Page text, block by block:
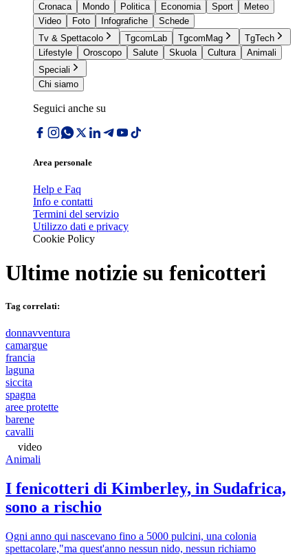
Cronaca
Mondo Politica Economia Sport
Meteo
Video
Foto Infografiche
Schede
Tv & Spettacolo
TgcomLab TgcomMag
TgTech
Lifestyle
Oroscopo Salute Skuola Cultura
Animali
Speciali
Chi siamo
Seguici anche su
Area personale
Help e Faq
Info e contatti
Termini del servizio
Utilizzo dati e privacy
Cookie Policy
Ultime notizie su fenicotteri
Tag correlati:
donnavventura
camargue
francia
laguna
siccita
spagna
aree protette
barene
cavalli
video
Animali
I fenicotteri di Kimberley, in Sudafrica,
sono a rischio
Ogni anno qui nascevano fino a 5000 pulcini, una colonia
spettacolare,"ma quest'anno nessun nido, nessun richiamo